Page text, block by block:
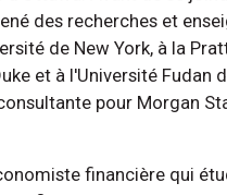
des recherches et
de New York, à la
et à l'Université Fudan
pour Morgan
financière qui